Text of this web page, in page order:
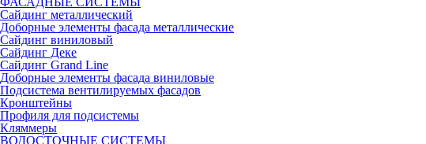
Сайдинг металлический
Доборные элементы фасада металлические
Сайдинг виниловый
Сайдинг Деке
Сайдинг Grand Line
Доборные элементы фасада виниловые
Подсистема вентилируемых фасадов
Кронштейны
Профиля для подсистемы
Кляммеры
ВОДОСТОЧНЫЕ СИСТЕМЫ